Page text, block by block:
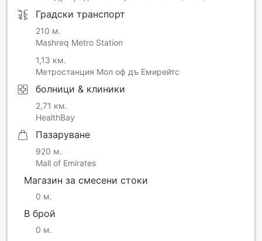
Градски транспорт
210 м.
Mashreq Metro Station
1,13 км.
Метростанция Мол оф дъ Емирейтс
болници & клиники
2,71 км.
HealthBay
Пазаруване
920 м.
Mall of Emirates
Магазин за смесени стоки
0 м.
В брой
0 м.